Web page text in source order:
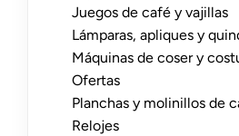
Juegos de café y vajillas
Lámparas, apliques y
Máquinas de coser y
Ofertas
Planchas y molinillos de
Relojes